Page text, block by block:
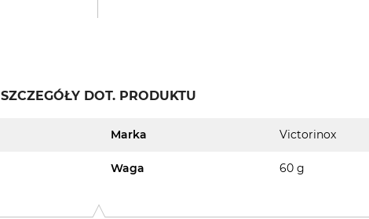
SZCZEGÓŁY DOT. PRODUKTU
Marka Victorinox
Waga 60 g